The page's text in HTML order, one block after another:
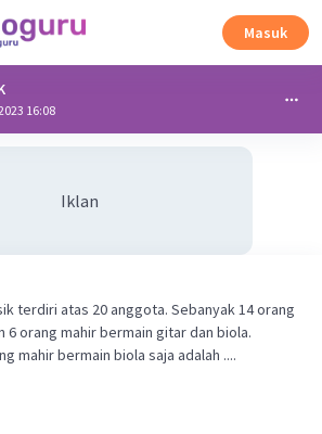
Masuk
16:08
Iklan
terdiri atas 20 anggota. Sebanyak 14 orang
6 orang mahir bermain gitar dan biola.
mahir bermain biola saja adalah ....